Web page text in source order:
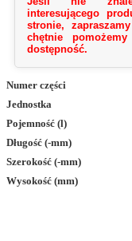
interesującego
stronie,
chętnie
dostępność.
Numer części
Jednostka
Pojemność (l)
Długość (-mm)
Szerokość (-mm)
Wysokość (mm)